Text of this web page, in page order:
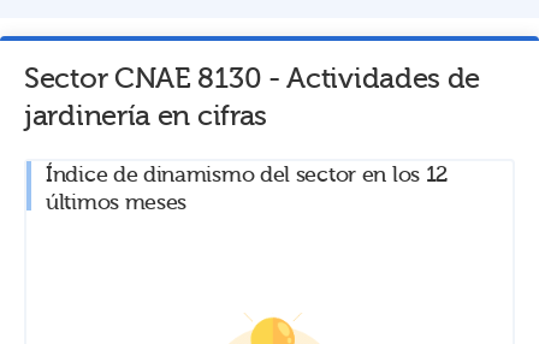
Sector CNAE 8130 -Actividades de
jardinería en cifras
Índice de dinamismo del sector en los 12
últimos meses